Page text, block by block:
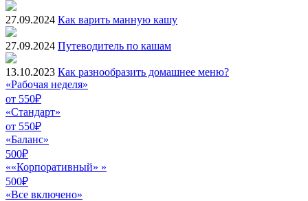
27.09.2024 Как варить манную кашу
27.09.2024 Путеводитель по кашам
13.10.2023 Как разнообразить домашнее меню?
«Рабочая неделя»
от 550₽
«Стандарт»
от 550₽
«Баланс»
500₽
««Корпоративный» »
500₽
«Все включено»